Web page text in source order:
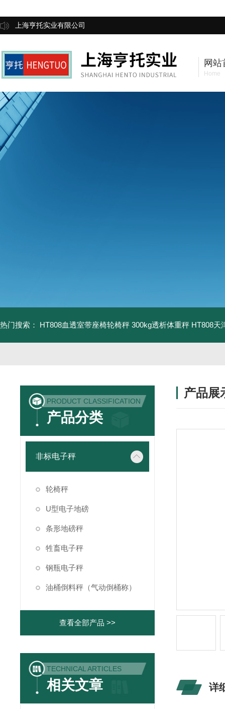
上海亨托实业有限公司
网站
Home
热门搜索： HT808血透室带座椅轮椅秤 300kg透析体重秤 HT808天
PRODUCT CLASSIFICATION
产品分类
非标电子秤
轮椅秤
U型电子地磅
条形地磅秤
牲畜电子秤
钢瓶电子秤
油桶倒料秤（气动倒桶称）
查看全部产品 >>
TECHNICAL ARTICLES
相关文章
产品展
详